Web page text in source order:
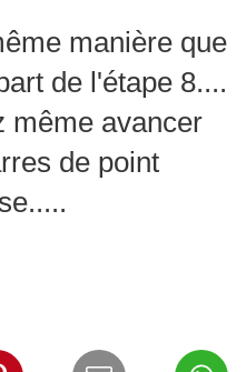
manière que
de l'étape 8....
même avancer
de point